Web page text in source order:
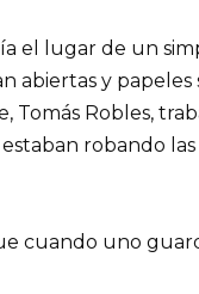
el lugar de un
abiertas y
Tomás Robles,
robando
cuando uno